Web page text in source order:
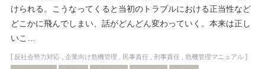
けられる。こうなってくると当初のトラブルにおける正当性など
どこかに飛んでしまい、話がどんどん変わっていく。本来は正し
いこ…
[ 反社会勢力対応, 企業向け危機管理 , 民事責任, 刑事責任, 危機管理マニュアル]